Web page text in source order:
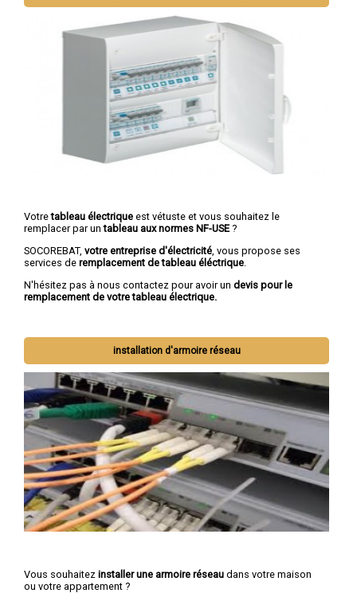
Votretableau électrique est vétuste et vous souhaitez le
remplacer par untableau aux normes NF-USE ?
SOCOREBAT, votre entreprise d'électricité, vous propose ses
services de remplacement de tableau éléctrique.
N'hésitez pas à nous contactez pour avoir un devis pour le
remplacement de votre tableau électrique.
installation d'armoire réseau
Vous souhaitez installer une armoire réseau dans votre maison
ou votre appartement ?